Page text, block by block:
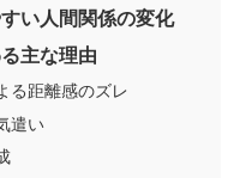
い人間関係の変化
主な理由
る距離感のズレ
遣い